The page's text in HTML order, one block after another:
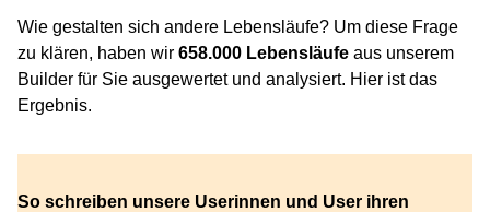
Wie gestalten sich andere Lebensläufe? Um diese Frage
zu klären, haben wir 658.000 Lebensläufe aus unserem
Builder für Sie ausgewertet und analysiert. Hier ist das
Ergebnis.
So schreiben unsere Userinnen und User ihren